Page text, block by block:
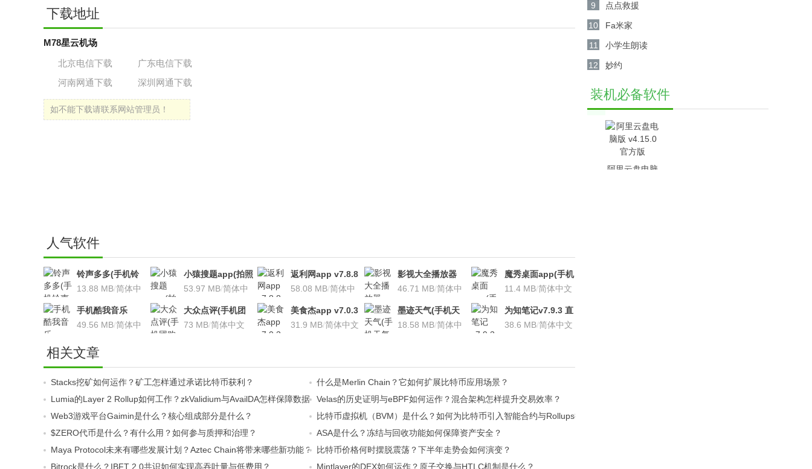
下载地址
M78星云机场
北京电信下载
广东电信下载
河南网通下载
深圳网通下载
如不能下载请联系网站管理员！
人气软件
铃声多多(手机铃
声软件)v8.7.66 安
13.88 MB/简体中
小猿搜题app(拍照
搜题利器)V9.7.2安
53.97 MB/简体中
返利网app v7.8.8
安卓版
58.08 MB/简体中
影视大全播放器
v3.1.7 安卓版
46.71 MB/简体中
魔秀桌面app(手机
桌面软件)v6.8.6
11.4 MB/简体中文
手机酷我音乐
V9.2.3.5 安卓版
49.56 MB/简体中
大众点评(手机团
购软件)V10.18.4
73 MB/简体中文
美食杰app v7.0.3
安卓版
31.9 MB/简体中文
墨迹天气(手机天
气软
18.58 MB/简体中
为知笔记v7.9.3 直
装本地VIP会员版
38.6 MB/简体中文
相关文章
Stacks挖矿如何运作？矿工怎样通过承诺比特币获利？
什么是Merlin Chain？它如何扩展比特币应用场景？
Lumia的Layer 2 Rollup如何工作？zkValidium与AvailDA怎样保障数据可用性？Velas的历史证明与eBPF如何运作？混合架构怎样提升交易效率？
Web3游戏平台Gaimin是什么？核心组成部分是什么？
比特币虚拟机（BVM）是什么？如何为比特币引入智能合约与Rollups扩展？
$ZERO代币是什么？有什么用？如何参与质押和治理？
ASA是什么？冻结与回收功能如何保障资产安全？
Maya Protocol未来有哪些发展计划？Aztec Chain将带来哪些新功能？
比特币价格何时摆脱震荡？下半年走势会如何演变？
Bitrock是什么？IBFT 2.0共识如何实现高吞吐量与低费用？
Mintlayer的DEX如何运作？原子交换与HTLC机制是什么？
9 点点救援
10 Fa米家
11 小学生朗读
12 妙约
装机必备软件
阿里云盘电脑